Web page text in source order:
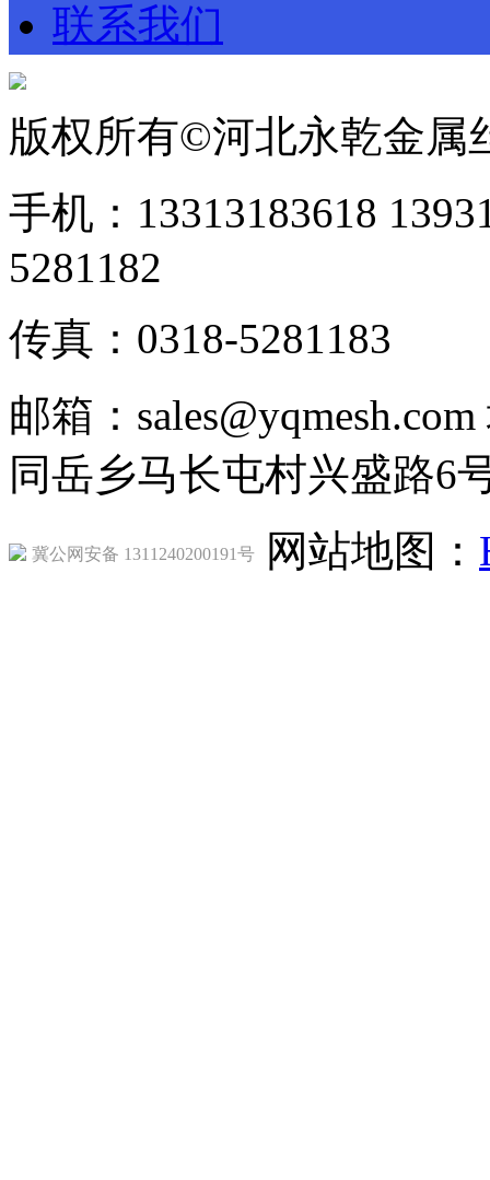
联系我们
版权所有©河北永乾金属
手机：13313183618
5281182
传真：0318-5281183
邮箱：
同岳乡马长屯村兴盛路6
冀公网安备 1311240200191号 网站地图：